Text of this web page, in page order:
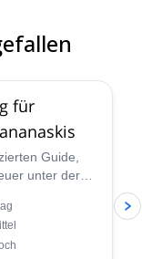
4.4
für
Guide,
unter der